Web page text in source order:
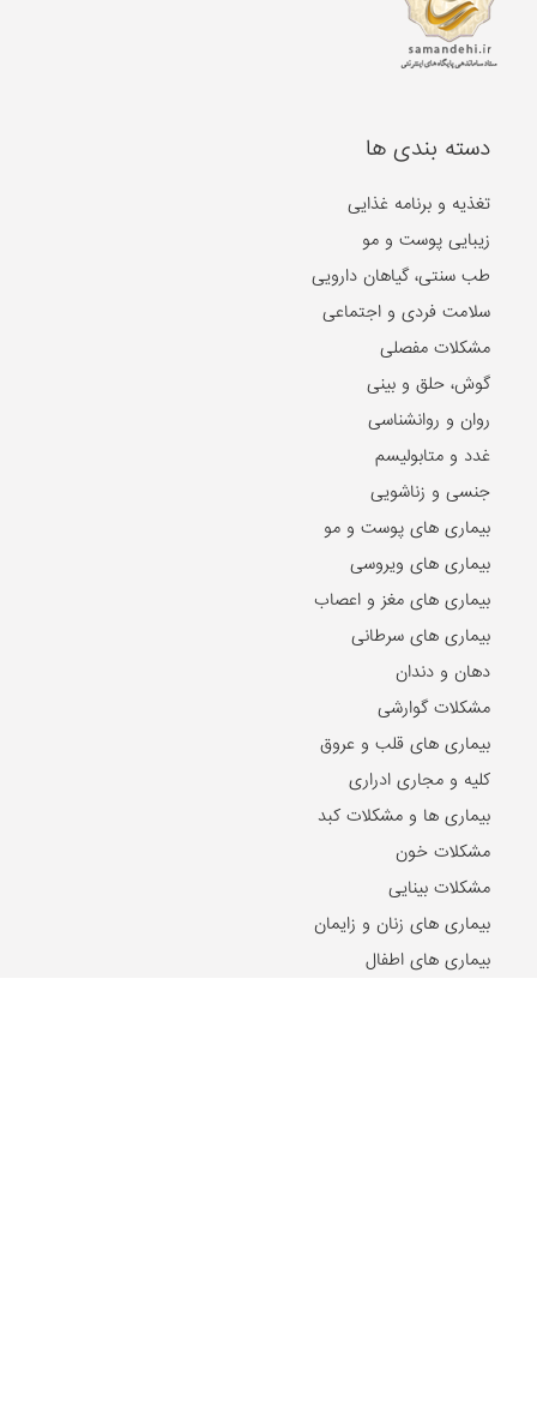
دسته بندی ها
تغذیه و برنامه غذایی
زیبایی پوست و مو
طب سنتی، گیاهان دارویی
سلامت فردی و اجتماعی
مشکلات مفصلی
گوش، حلق و بینی
روان و روانشناسی
غدد و متابولیسم
جنسی و زناشویی
بیماری های پوست و مو
بیماری های ویروسی
بیماری های مغز و اعصاب
بیماری های سرطانی
دهان و دندان
مشکلات گوارشی
بیماری های قلب و عروق
کلیه و مجاری ادراری
بیماری ها و مشکلات کبد
مشکلات خون
مشکلات بینایی
بیماری های زنان و زایمان
بیماری های اطفال